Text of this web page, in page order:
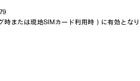
または現地SIMカード利用時）に有効とな